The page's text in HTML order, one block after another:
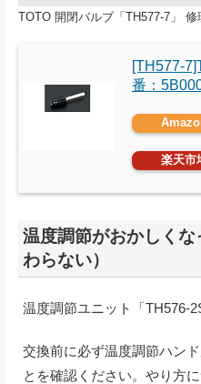
TOTO 開閉バルブ「TH577-7」 修
[TH577-
番：
楽天市
温度調節がおかしく
わらない）
温度調節ユニット「TH576-
交換前に必ず温度調節ハン
とを確認ください。やり方